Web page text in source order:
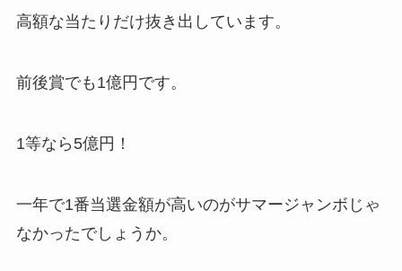
高額な当たりだけ抜き出しています。
前後賞でも1億円です。
1等なら5億円！
一年で1番当選金額が高いのがサマージャンボじゃ
なかったでしょうか。